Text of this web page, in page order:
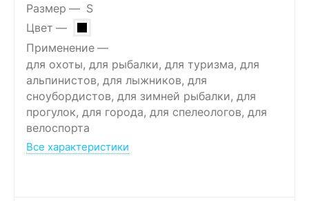
Размер
S
Цвет
Применение
для охоты, для рыбалки, для туризма, для
альпинистов, для лыжников, для
сноубордистов, для зимней рыбалки, для
прогулок, для города, для спелеологов, для
велоспорта
Все характеристики